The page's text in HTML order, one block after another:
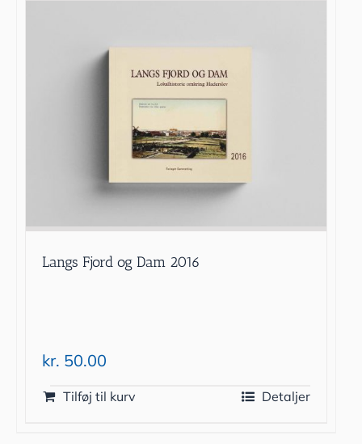
Langs Fjord og Dam 2016
kr. 50.00
Tilføj til kurv Detaljer